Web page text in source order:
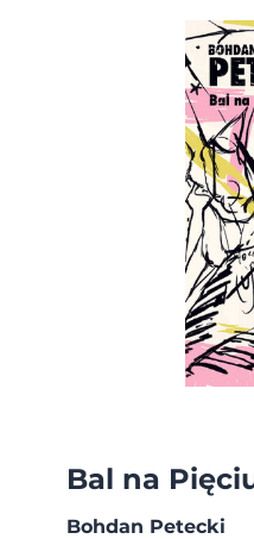
Bal na
Bohdan Petecki